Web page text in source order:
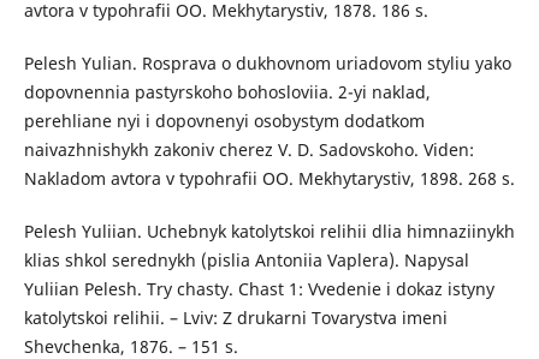
avtora v typohrafii OO. Mekhytarystiv, 1878. 186 s.
Pelesh Yulian. Rosprava o dukhovnom uriadovom styliu yako
dopovnennia pastyrskoho bohosloviia. 2-yi naklad,
perehliane nyi i dopovnenyi osobystym dodatkom
naivazhnishykh zakoniv cherez V. D. Sadovskoho. Viden:
Nakladom avtora v typohrafii OO. Mekhytarystiv, 1898. 268 s.
Pelesh Yuliian. Uchebnyk katolytskoi relihii dlia himnaziinykh
klias shkol serednykh (pislia Antoniia Vaplera). Napysal
Yuliian Pelesh. Try chasty. Chast 1: Vvedenie i dokaz istyny
katolytskoi relihii. – Lviv: Z drukarni Tovarystva imeni
Shevchenka, 1876. – 151 s.